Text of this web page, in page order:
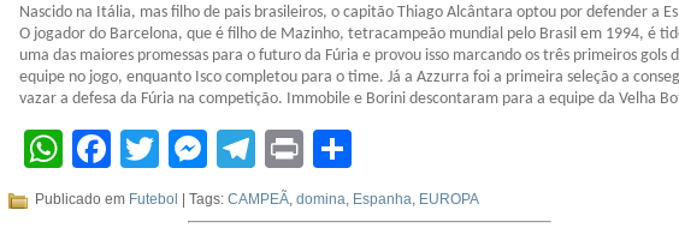
Nascido na Itália, mas filho de pais brasileiros, o capitão Thiago Alcântara optou por defender a
O jogador do Barcelona, que é filho de Mazinho, tetracampeão mundial pelo Brasil em 1994, é
uma das maiores promessas para o futuro da Fúria e provou isso marcando os três primeiros gols
equipe no jogo, enquanto Isco completou para o time. Já a Azzurra foi a primeira seleção a
vazar a defesa da Fúria na competição. Immobile e Borini descontaram para a equipe da Velha
WhatsApp
Facebook
Twitter
Messenger
Telegram
Print
Publicado em Futebol | Tags: CAMPEÃ domina Espanha EUROPA